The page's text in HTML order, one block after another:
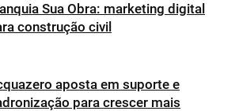
Sua Obra: marketing digital
construção civil
aposta em suporte e
para crescer mais